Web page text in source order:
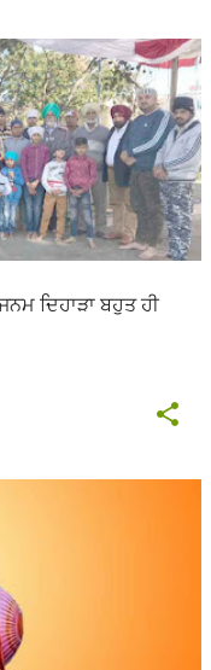
ਦਿਹਾੜਾ ਬਹੁਤ ਹੀ